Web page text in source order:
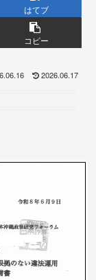
はてブ
コピー
2026.06.17